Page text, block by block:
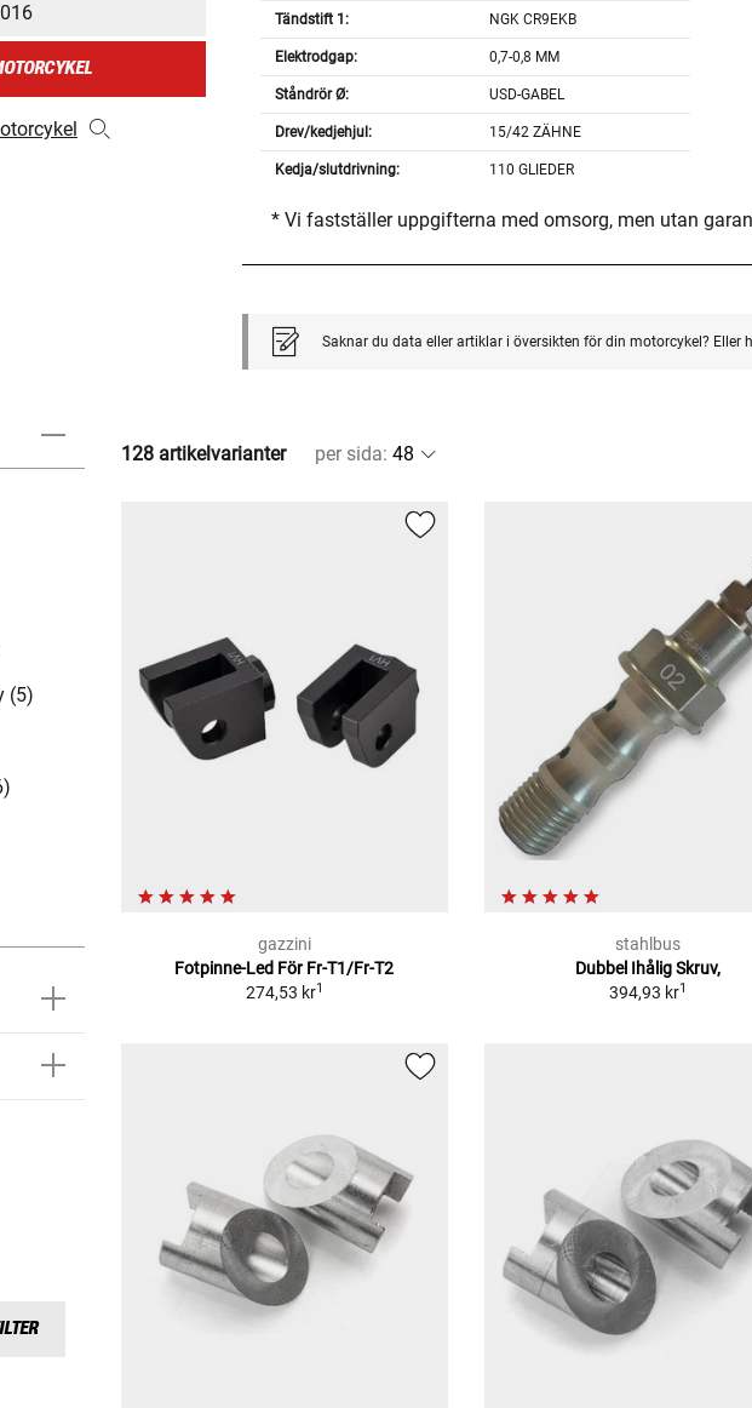
Tändstift 1: NGK CR9EKB
Elektrodgap: 0,7-0,8 MM
Ståndrör Ø: USD-GABEL
Drev/kedjehjul: 15/42 ZÄHNE
Kedja/slutdrivning: 110 GLIEDER
* Vi fastställer uppgifterna med omsorg, men utan
Saknar du data eller artiklar i översikten för din motorcykel?
(5)
128 artikelvarianter per sida:
gazzini
Fotpinne-Led För Fr-T1/Fr-T2
274,53 kr1
stahlbus
Dubbel Ihålig Skruv,
394,93 kr1